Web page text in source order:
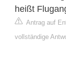
heißt
Antrag auf
vollständige